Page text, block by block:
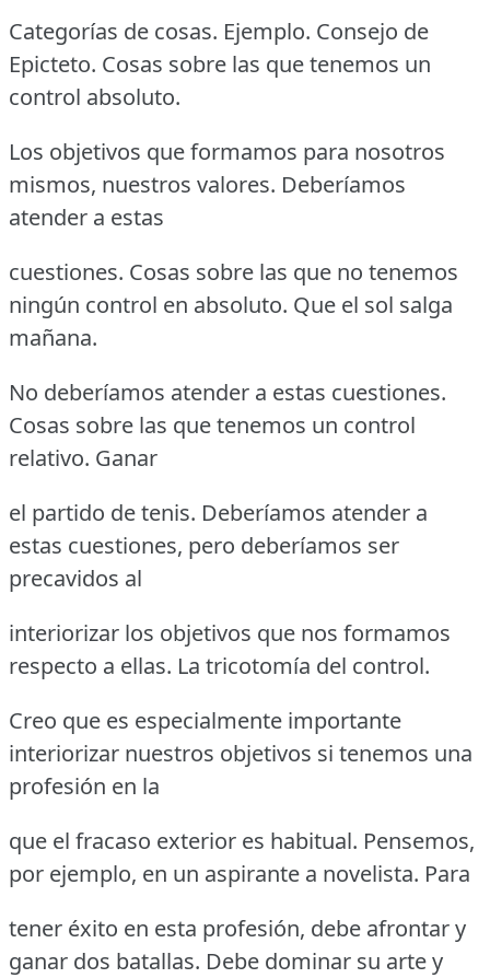
Categorías de cosas. Ejemplo. Consejo de
Epicteto. Cosas sobre las que tenemos un
control absoluto.
Los objetivos que formamos para nosotros
mismos, nuestros valores. Deberíamos
atender a estas
cuestiones. Cosas sobre las que no tenemos
ningún control en absoluto. Que el sol salga
mañana.
No deberíamos atender a estas cuestiones.
Cosas sobre las que tenemos un control
relativo. Ganar
el partido de tenis. Deberíamos atender a
estas cuestiones, pero deberíamos ser
precavidos al
interiorizar los objetivos que nos formamos
respecto a ellas. La tricotomía del control.
Creo que es especialmente importante
interiorizar nuestros objetivos si tenemos una
profesión en la
que el fracaso exterior es habitual. Pensemos,
por ejemplo, en un aspirante a novelista. Para
tener éxito en esta profesión, debe afrontar y
ganar dos batallas. Debe dominar su arte y